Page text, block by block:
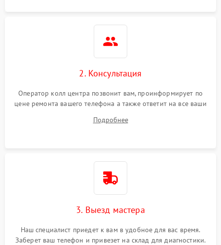
2. Консультация
Оператор колл центра позвонит вам, проинформирует по
цене ремонта вашего телефона а также ответит на все ваши
Подробнее
3. Выезд мастера
Наш специалист приедет к вам в удобное для вас время.
Заберет ваш телефон и привезет на склад для диагностики.